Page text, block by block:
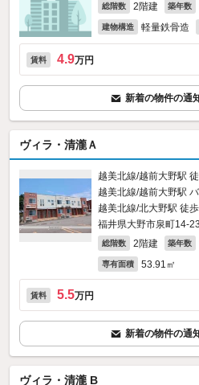
総階数 2階建 築年数
建物構造 軽量鉄骨造
賃料 4.9万円
新着の物件の通
ヴィラ・清瀧Ａ
越美北線/越前大野駅
越美北線/越前大野駅
越美北線/北大野駅 徒
福井県大野市泉町14-23
総階数 2階建 築年数
専有面積 53.91㎡
賃料 5.5万円
新着の物件の通
ヴィラ・清瀧 B